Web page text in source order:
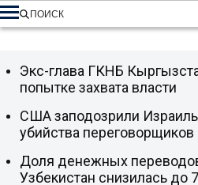
ПОИСК
Экс-глава ГКНБ
попытке захвата власти
США заподозрили Израиль
убийства
Доля денежных
Узбекистан снизилась до